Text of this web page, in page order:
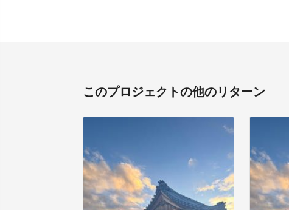
このプロジェクトの他のリターン